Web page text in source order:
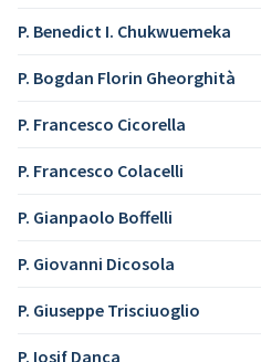
P. Benedict I. Chukwuemeka
P. Bogdan Florin Gheorghità
P. Francesco Cicorella
P. Francesco Colacelli
P. Gianpaolo Boffelli
P. Giovanni Dicosola
P. Giuseppe Trisciuoglio
P. Iosif Danca